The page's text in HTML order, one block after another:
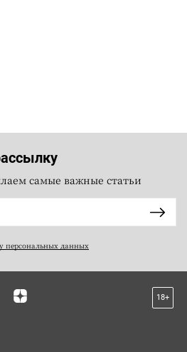
самые важные статьи
персональных данных
18+